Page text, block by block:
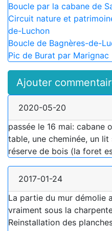
Boucle par la cabane de
Circuit nature et
de-Luchon
Boucle de Bagnères-de-
Pic de Burat par Marignac
Ajouter
2020-05-20
passée le 16 mai: cabane
table, une cheminée, un
réserve de bois (la foret
2017-01-24
La partie du mur démolie
vraiment sous la
Reinstallation des